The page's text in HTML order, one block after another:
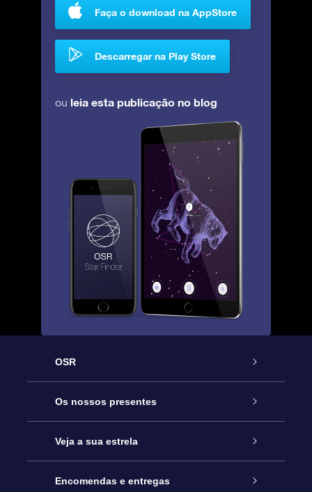
Faça o download na AppStore
Descarregar na Play Store
ou leia esta publicação no blog
OSR
Serviço
Contactos
O Blog
Os nossos presentes
Prenda Star Online
Pacote Prenda OSR
Veja a sua estrela
Registo de Estrela
Encomendas e entregas